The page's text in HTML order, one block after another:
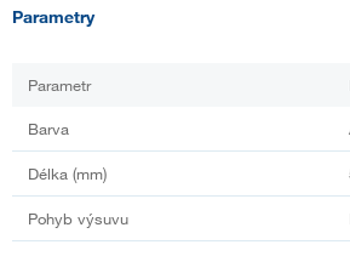
Parametry
Parametr
Barva
Délka (mm)
Pohyb výsuvu